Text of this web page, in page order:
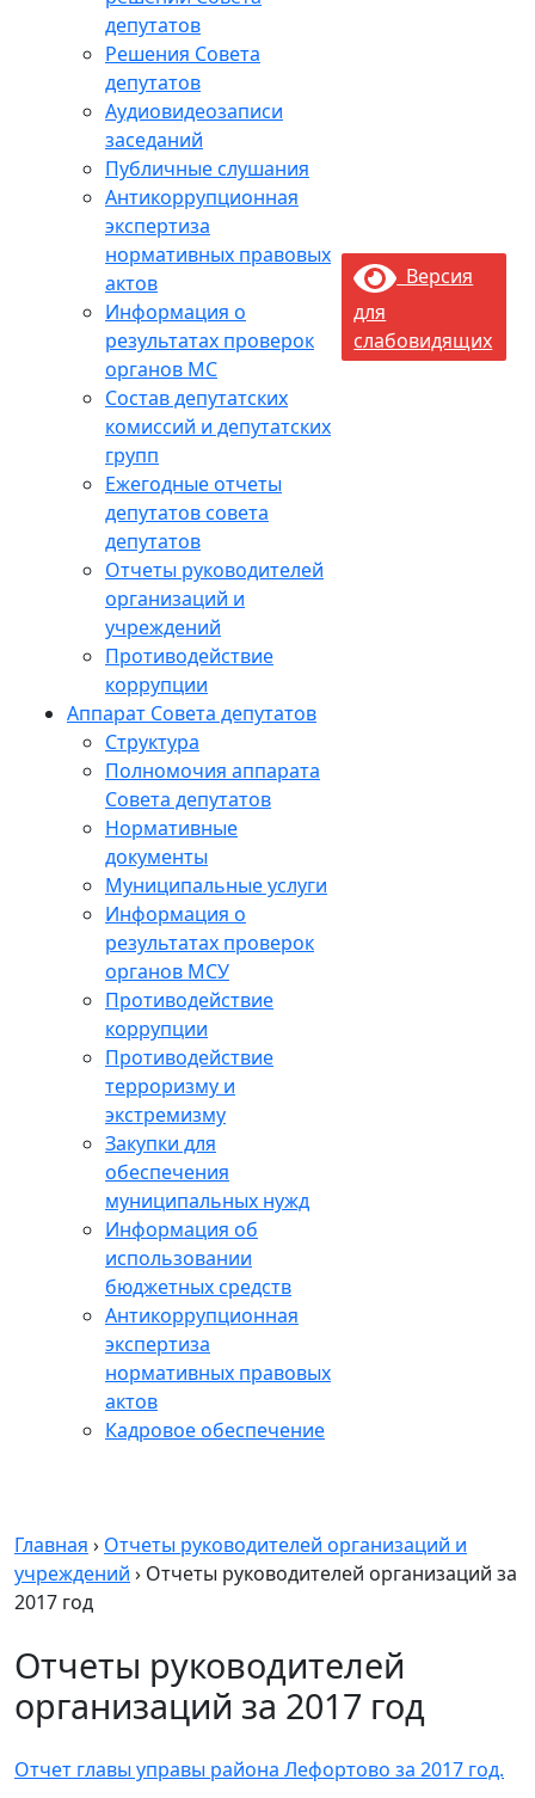
депутатов
Решения Совета
депутатов
Аудиовидеозаписи
заседаний
Публичные слушания
Антикоррупционная
экспертиза
нормативных правовых
актов
Информация о
результатах проверок
органов МС
Состав депутатских
комиссий и депутатских
групп
Ежегодные отчеты
депутатов совета
депутатов
Отчеты руководителей
организаций и
учреждений
Противодействие
коррупции
Аппарат Совета депутатов
Структура
Полномочия аппарата
Совета депутатов
Нормативные
документы
Муниципальные услуги
Информация о
результатах проверок
органов МСУ
Противодействие
коррупции
Противодействие
терроризму и
экстремизму
Закупки для
обеспечения
муниципальных нужд
Информация об
использовании
бюджетных средств
Антикоррупционная
экспертиза
нормативных правовых
актов
Кадровое обеспечение
Версия
для
слабовидящих
Главная › Отчеты руководителей организаций и
учреждений › Отчеты руководителей организаций за
2017 год
Отчеты руководителей
организаций за 2017 год
Отчет главы управы района Лефортово за 2017 год.